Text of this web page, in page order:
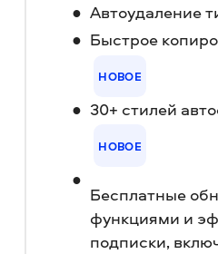
Автоудаление
Быстрое
НОВОЕ
30+ стилей
НОВОЕ
Бесплатные
функциями и
подписки,